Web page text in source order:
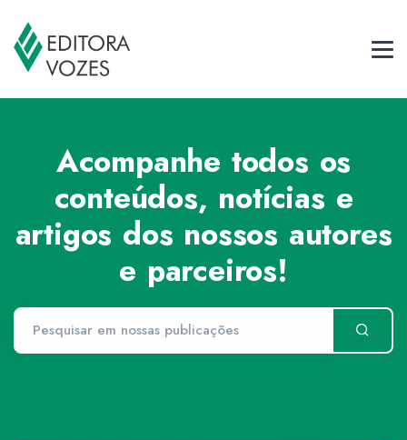
Acompanhe todos os
conteúdos, notícias e
artigos dos nossos autores
e parceiros!